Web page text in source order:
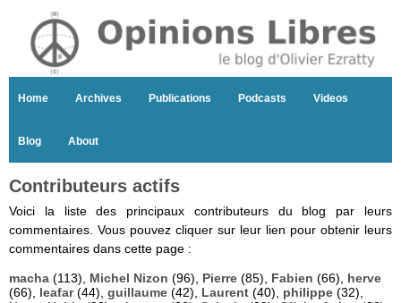
Home Archives Publications Podcasts Videos
Blog About
Contributeurs actifs
Voici la liste des principaux contributeurs du blog par leurs
commentaires. Vous pouvez cliquer sur leur lien pour obtenir leurs
commentaires dans cette page :
macha (113), Michel Nizon (96), Pierre (85), Fabien (66), herve
(66), leafar(44), guillaume (42), Laurent (40), philippe (32),